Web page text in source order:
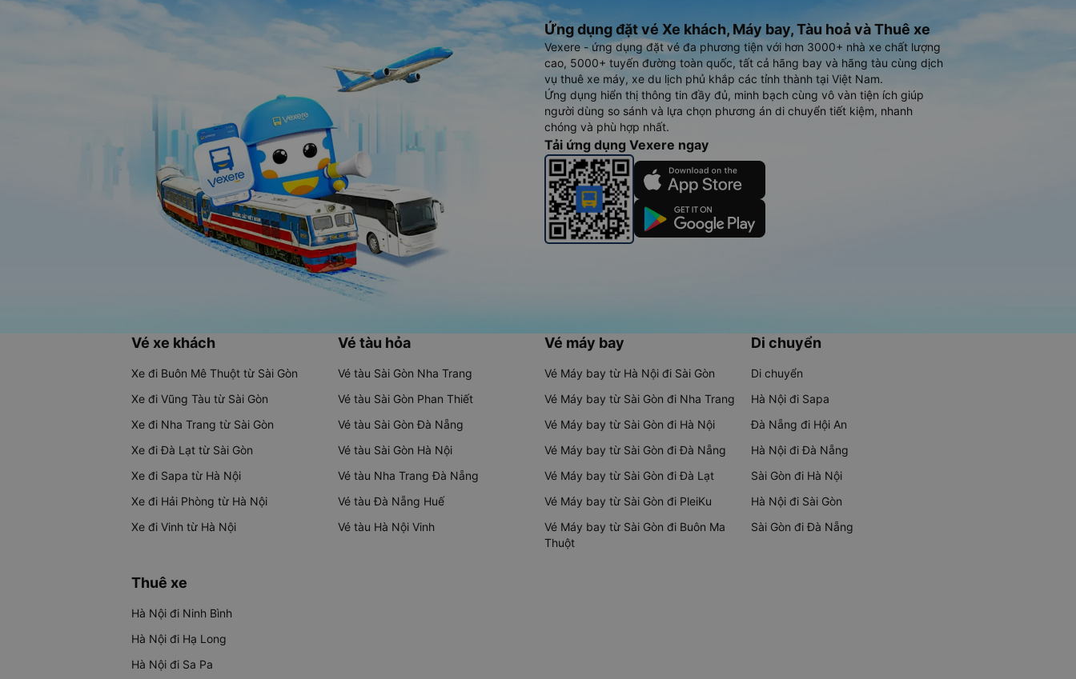
Ứng dụng đặt vé Xe khách, Máy bay, Tàu hoả và Thuê xe
Vexere - ứng dụng đặt vé đa phương tiện với hơn 3000+ nhà xe chất lượng
cao, 5000+ tuyến đường toàn quốc, tất cả hãng bay và hãng tàu cùng dịch
vụ thuê xe máy, xe du lịch phủ khắp các tỉnh thành tại Việt Nam.
Ứng dụng hiển thị thông tin đầy đủ, minh bạch cùng vô vàn tiện ích giúp
người dùng so sánh và lựa chọn phương án di chuyển tiết kiệm, nhanh
chóng và phù hợp nhất.
Tải ứng dụng Vexere ngay
Vé xe khách
Xe đi Buôn Mê Thuột từ Sài Gòn
Xe đi Vũng Tàu từ Sài Gòn
Xe đi Nha Trang từ Sài Gòn
Xe đi Đà Lạt từ Sài Gòn
Xe đi Sapa từ Hà Nội
Xe đi Hải Phòng từ Hà Nội
Xe đi Vinh từ Hà Nội
Vé tàu hỏa
Vé tàu Sài Gòn Nha Trang
Vé tàu Sài Gòn Phan Thiết
Vé tàu Sài Gòn Đà Nẵng
Vé tàu Sài Gòn Hà Nội
Vé tàu Nha Trang Đà Nẵng
Vé tàu Đà Nẵng Huế
Vé tàu Hà Nội Vinh
Vé máy bay
Vé Máy bay từ Hà Nội đi Sài Gòn
Vé Máy bay từ Sài Gòn đi Nha Trang
Vé Máy bay từ Sài Gòn đi Hà Nội
Vé Máy bay từ Sài Gòn đi Đà Nẵng
Vé Máy bay từ Sài Gòn đi Đà Lạt
Vé Máy bay từ Sài Gòn đi PleiKu
Vé Máy bay từ Sài Gòn đi Buôn Ma
Thuột
Di chuyển
Di chuyển
Hà Nội đi Sapa
Đà Nẵng đi Hội An
Hà Nội đi Đà Nẵng
Sài Gòn đi Hà Nội
Hà Nội đi Sài Gòn
Sài Gòn đi Đà Nẵng
Thuê xe
Hà Nội đi Ninh Bình
Hà Nội đi Hạ Long
Hà Nội đi Sa Pa